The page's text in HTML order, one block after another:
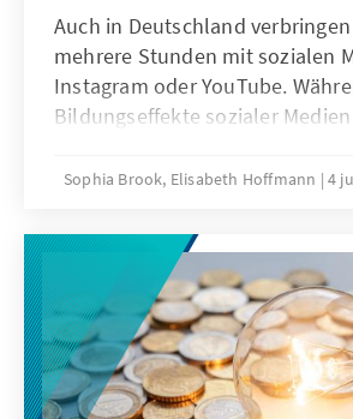
Auch in Deutschland
mehrere Stunden mit sozialen
Instagram oder YouTube.
Bildungseffekte sozialer Medien
für Suchtgefahr und weitere
Ist das australische Verbot von
eine Antwort auf diese
Sophia Brook, Elisabeth Hoffmann 4